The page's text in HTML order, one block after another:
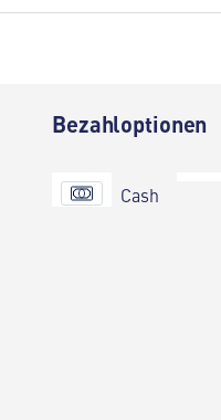
Bezahloptionen
Cash